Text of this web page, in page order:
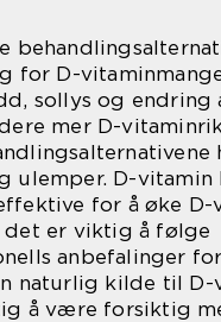
for D-
sollys og endring
mer D-
ulemper. D-vitamin
for å øke D-
det er viktig å følge
anbefalinger
naturlig kilde til D-
å være forsiktig